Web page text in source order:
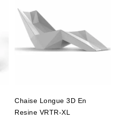
Chaise Longue 3D En
Resine VRTR-XL